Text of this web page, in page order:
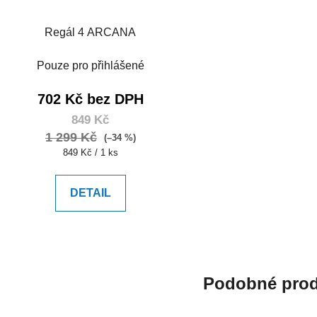
Regál 4 ARCANA
Pouze pro přihlášené
702 Kč bez DPH
849 Kč
1 299 Kč
(–34 %)
Měrná
849 Kč / 1 ks
DETAIL
Podobné